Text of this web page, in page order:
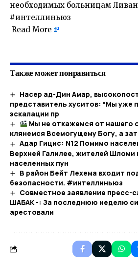
необходимых больницам
#интеллиньюз
Read More
Также может понравиться
Наcер ад-Дин Амар,
представитель хуситов: “Мы уже
эскалации пр
Мы не откажемся от нашего
клянемся Всемогущему Богу, а
Адар Гицис: N12 Помимо
Верхней Галилее, жителей Шломи
населенных пун
В район Бейт Лехема входит
безопасности. #интеллиньюз
Совместное заявление пресс-
ШАБАК -: За последнюю неделю
арестовали